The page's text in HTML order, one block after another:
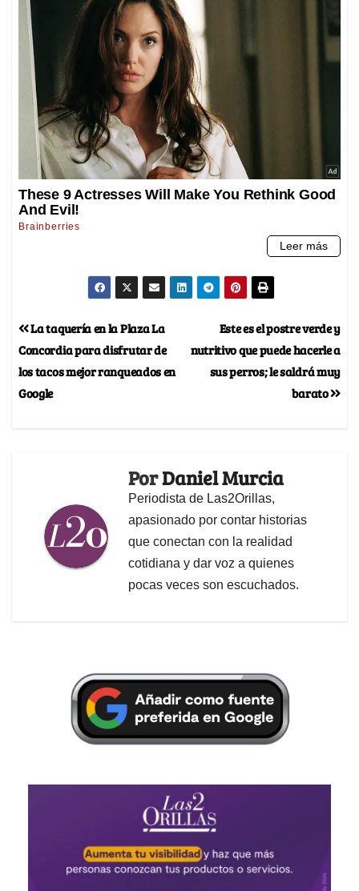
Este es el postre verde y
nutritivo que puede hacerle a
sus perros; le saldrá muy
barato
La taquería en la Plaza La
Concordia para disfrutar de
los tacos mejor ranqueados en
Google
PorDaniel Murcia
Periodista de Las2Orillas,
apasionado por contar historias
que conectan con la realidad
cotidiana y dar voz a quienes
pocas veces son escuchados.